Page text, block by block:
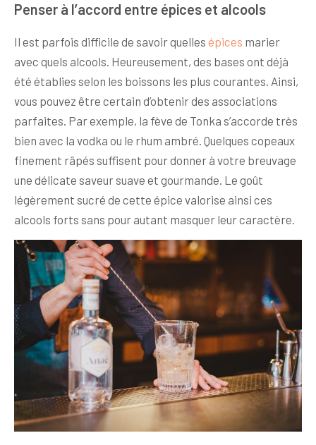
Penser à l’accord entre épices et alcools
Il est parfois difficile de savoir quelles épices marier
avec quels alcools. Heureusement, des bases ont déjà
été établies selon les boissons les plus courantes. Ainsi,
vous pouvez être certain d’obtenir des associations
parfaites. Par exemple, la fève de Tonka s’accorde très
bien avec la vodka ou le rhum ambré. Quelques copeaux
finement râpés suffisent pour donner à votre breuvage
une délicate saveur suave et gourmande. Le goût
légèrement sucré de cette épice valorise ainsi ces
alcools forts sans pour autant masquer leur caractère.